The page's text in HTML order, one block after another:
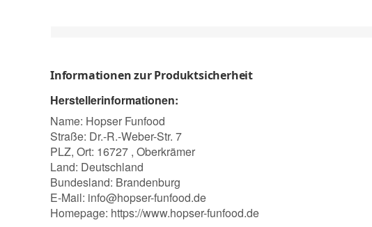
Informationen zur Produktsicherheit
Herstellerinformationen:
Name: Hopser Funfood
Straße: Dr.-R.-Weber-Str. 7
PLZ, Ort: 16727 , Oberkrämer
Land: Deutschland
Bundesland: Brandenburg
E-Mail: info@hopser-funfood.de
Homepage: https://www.hopser-funfood.de